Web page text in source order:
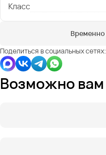
Класс
Временно
Поделиться в социальных сетях:
Возможно